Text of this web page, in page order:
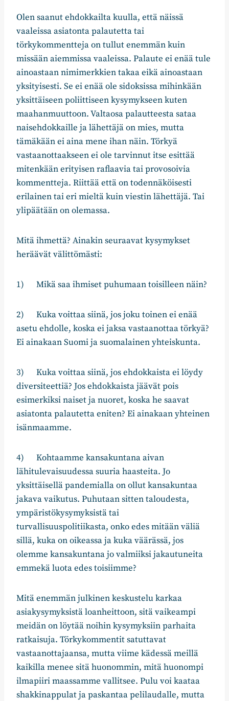
Olen saanut ehdokkailta kuulla, että näissä
vaaleissa asiatonta palautetta tai
törkykommentteja on tullut enemmän kuin
missään aiemmissa vaaleissa. Palaute ei enää tule
ainoastaan nimimerkkien takaa eikä ainoastaan
yksityisesti. Se ei enää ole sidoksissa mihinkään
yksittäiseen poliittiseen kysymykseen kuten
maahanmuuttoon. Valtaosa palautteesta sataa
naisehdokkaille ja lähettäjä on mies, mutta
tämäkään ei aina mene ihan näin. Törkyä
vastaanottaakseen ei ole tarvinnut itse esittää
mitenkään erityisen raflaavia tai provosoivia
kommentteja. Riittää että on todennäköisesti
erilainen tai eri mieltä kuin viestin lähettäjä. Tai
ylipäätään on olemassa.
Mitä ihmettä? Ainakin seuraavat kysymykset
heräävät välittömästi:
1) Mikä saa ihmiset puhumaan toisilleen näin?
2) Kuka voittaa siinä, jos joku toinen ei enää
asetu ehdolle, koska ei jaksa vastaanottaa törkyä?
Ei ainakaan Suomi ja suomalainen yhteiskunta.
3) Kuka voittaa siinä, jos ehdokkaista ei löydy
diversiteettiä? Jos ehdokkaista jäävät pois
esimerkiksi naiset ja nuoret, koska he saavat
asiatonta palautetta eniten? Ei ainakaan yhteinen
isänmaamme.
4) Kohtaamme kansakuntana aivan
lähitulevaisuudessa suuria haasteita. Jo
yksittäisellä pandemialla on ollut kansakuntaa
jakava vaikutus. Puhutaan sitten taloudesta,
ympäristökysymyksistä tai
turvallisuuspolitiikasta, onko edes mitään väliä
sillä, kuka on oikeassa ja kuka väärässä, jos
olemme kansakuntana jo valmiiksi jakautuneita
emmekä luota edes toisiimme?
Mitä enemmän julkinen keskustelu karkaa
asiakysymyksistä loanheittoon, sitä vaikeampi
meidän on löytää noihin kysymyksiin parhaita
ratkaisuja. Törkykommentit satuttavat
vastaanottajaansa, mutta viime kädessä meillä
kaikilla menee sitä huonommin, mitä huonompi
ilmapiiri maassamme vallitsee. Pulu voi kaataa
shakkinappulat ja paskantaa pelilaudalle, mutta